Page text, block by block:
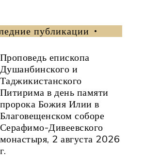
публикации
Проповедь епископа
Душанбинского и
Таджикистанского
Питирима в день памяти
пророка Божия Илии в
Благовещенском соборе
Серафимо-Дивеевского
монастыря, 2 августа 2026
г.